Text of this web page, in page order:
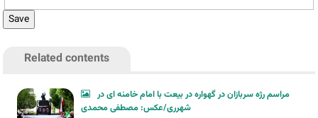
Related contents
مراسم رژه سربازان در گهواره در بیعت با امام خامنه ای در
شهرری/عکس: مصطفی محمدی